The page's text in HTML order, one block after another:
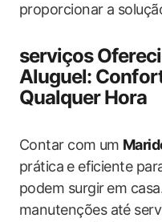
proporcionar‍ a
serviços
Aluguel:‍
Qualquer Hora
Contar​ com⁢ um
prática⁢ e eficiente
podem surgir⁢ em
manutenções até